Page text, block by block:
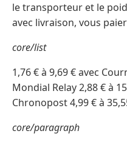
le transporteur et le
avec livraison, vous
core/list
1,76 € à 9,69 € avec
Mondial Relay 2,88 € à
Chronopost 4,99 € à
core/paragraph